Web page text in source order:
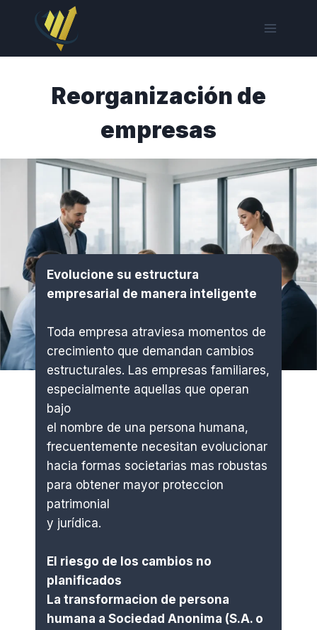
Reorganización de
empresas
Evolucione su estructura
empresarial de manera inteligente
Toda empresa atraviesa momentos de
crecimiento que demandan cambios
estructurales. Las empresas familiares,
especialmente aquellas que operan
bajo
el nombre de una persona humana,
frecuentemente necesitan evolucionar
hacia formas societarias mas robustas
para obtener mayor proteccion
patrimonial
y jurídica.
El riesgo de los cambios no
planificados
La transformacion de persona
humana a Sociedad Anonima (S.A. o